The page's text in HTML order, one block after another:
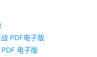
PDF电子版
电子版